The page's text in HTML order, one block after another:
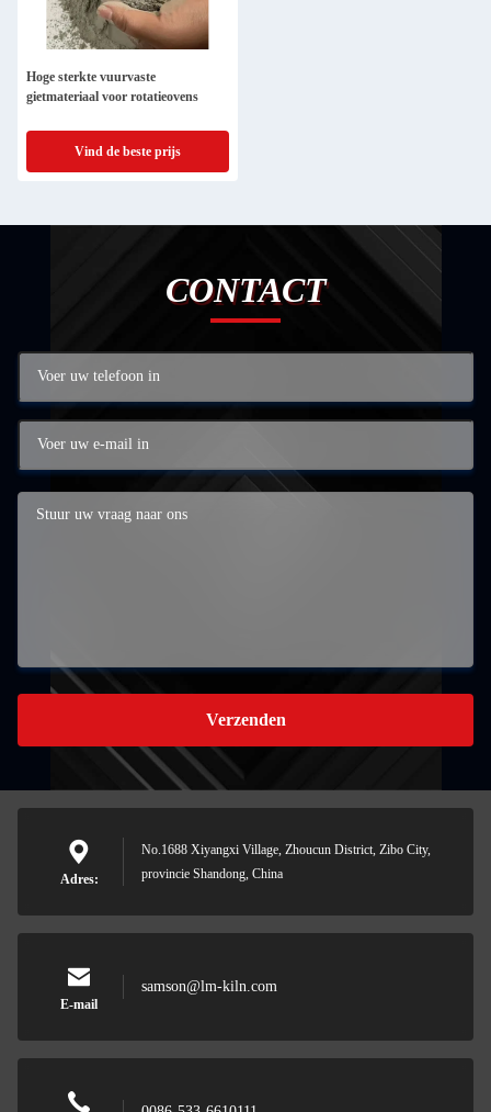
Hoge sterkte vuurvaste
gietmateriaal voor rotatieovens
Vind de beste prijs
CONTACT
Verzenden
Adres:
No.1688 Xiyangxi Village, Zhoucun District, Zibo City,
provincie Shandong, China
E-mail
samson@lm-kiln.com